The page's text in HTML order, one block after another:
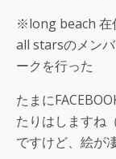
※long beach
all starsのメン
ークを行った
たまに
たりはしますね
ですけど、絵が